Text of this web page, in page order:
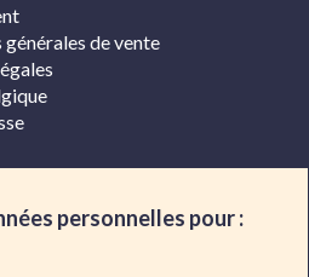
de vente
personnelles pour :